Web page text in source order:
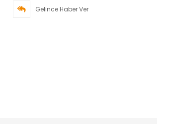
Gelince Haber Ver